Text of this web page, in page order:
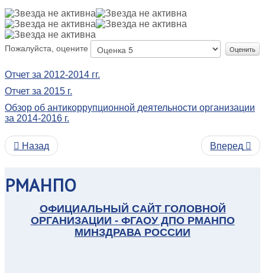
Пожалуйста, оцените
Отчет за 2012-2014 гг.
Отчет за 2015 г.
Обзор об антикоррупционной деятельности организации
за 2014-2016 г.
Назад Вперед
РМАНПО
ОФИЦИАЛЬНЫЙ САЙТ ГОЛОВНОЙ
ОРГАНИЗАЦИИ - ФГАОУ ДПО РМАНПО
МИНЗДРАВА РОССИИ